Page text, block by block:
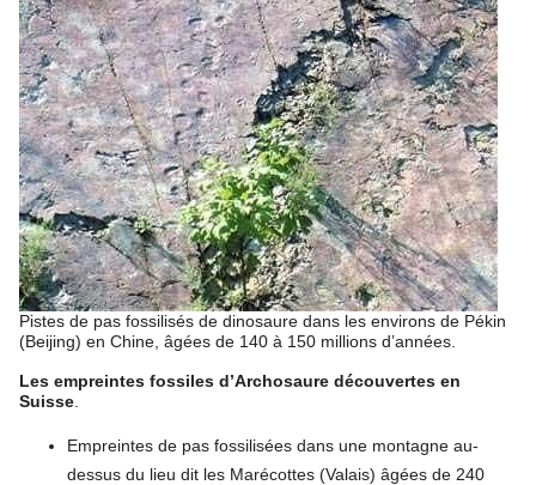
Pistes de pas fossilisés de dinosaure dans les environs de Pékin
(Beijing) en Chine, âgées de 140 à 150 millions d’années.
Les empreintes fossiles d’Archosaure découvertes en
Suisse
Empreintes de pas fossilisées dans une montagne au-
dessus du lieu dit les Marécottes (Valais) âgées de 240